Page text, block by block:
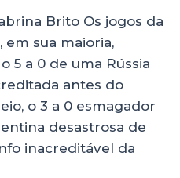
Brito Os jogos da
em sua maioria,
5 a 0 de uma Rússia
antes do
o 3 a 0 esmagador
desastrosa de
inacreditável da